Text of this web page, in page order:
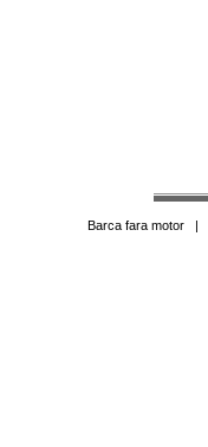
Barca fara motor|